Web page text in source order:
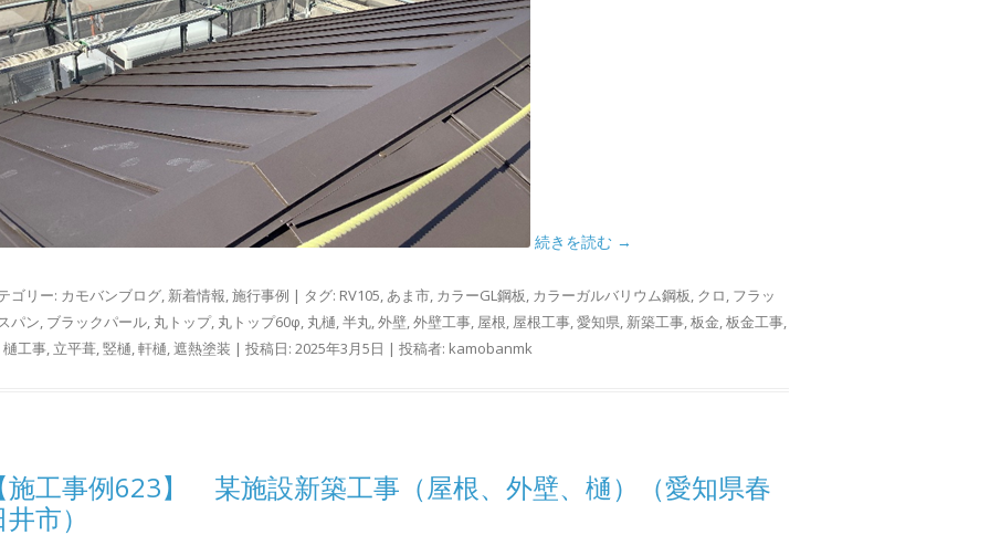
続きを読む →
ゴリー: カモバンブログ, 新着情報,施行事例 | タグ: RV105,あま市, カラーGL鋼板, カラーガルバリウム鋼板, クロ, フラッ
パン, ブラックパール, 丸トップ, 丸トップ60φ, 丸樋,半丸,外壁,外壁工事, 屋根, 屋根工事,愛知県, 新築工事,板金,板金工事,
樋工事, 立平葺,竪樋,軒樋,遮熱塗装 | 投稿日: 2025年3月5日 | 投稿者: kamobanmk
施工事例623】 某施設新築工事（屋根、外壁、樋）（愛知県春
市）